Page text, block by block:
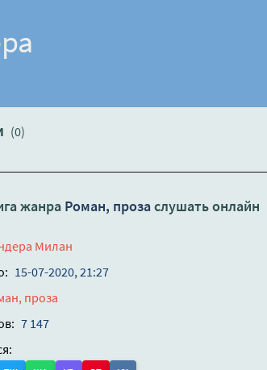
(0)
жанра Роман, прозаслушать онлайн
Милан
15-07-2020, 21:27
проза
7 147